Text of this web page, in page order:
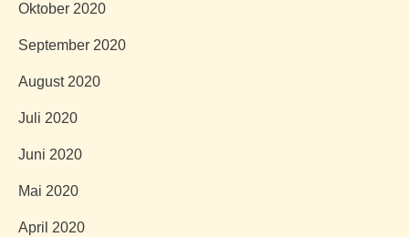
Oktober 2020
September 2020
August 2020
Juli 2020
Juni 2020
Mai 2020
April 2020